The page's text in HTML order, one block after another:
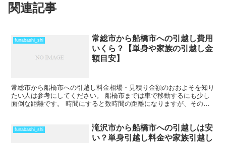
関連記事
funabashi_shi
常総市から船橋市への引越し費用
いくら？【単身や家族の引越し金
額目安】
常総市から船橋市への引越し料金相場・見積り金額のおおよそを知り
たい人は参考にしてください。 船橋市までは車で移動するにも少し
面倒な距離です。 時間にすると数時間の距離になりますが、その日
funabashi_shi
滝沢市から船橋市への引越しは安
い？単身引越し料金や家族引越し